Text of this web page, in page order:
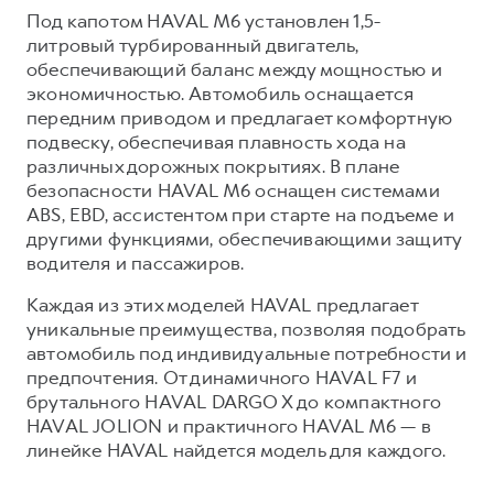
от 3 449 000 ₽
Система управления автопарком
Сервис для корпоративных клиентов
HAVAL Лизинг
АКСЕССУАРЫ HAVAL
Автомобильные аксессуары
Коллекция CITY
Коллекция Базовая
Коллекция Детская
Подписки
АКСЕССУАРЫ HAVAL
Автомобильные аксессуары
Коллекция CITY
Коллекция Базовая
Коллекция Детская
Под капотом HAVAL M6 установлен 1,5-
литровый турбированный двигатель,
обеспечивающий баланс между мощностью и
экономичностью. Автомобиль оснащается
передним приводом и предлагает комфортную
подвеску, обеспечивая плавность хода на
различных дорожных покрытиях. В плане
безопасности HAVAL M6 оснащен системами
ABS, EBD, ассистентом при старте на подъеме и
другими функциями, обеспечивающими защиту
водителя и пассажиров.
Каждая из этих моделей HAVAL предлагает
уникальные преимущества, позволяя подобрать
автомобиль под индивидуальные потребности и
предпочтения. От динамичного HAVAL F7 и
брутального HAVAL DARGO X до компактного
HAVAL JOLION и практичного HAVAL M6 — в
линейке HAVAL найдется модель для каждого.